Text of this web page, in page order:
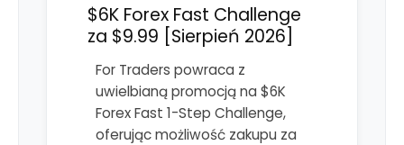
$6K Forex Fast Challenge
za $9.99 [Sierpień 2026]
For Traders powraca z
uwielbianą promocją na $6K
Forex Fast 1-Step Challenge,
oferując możliwość zakupu za